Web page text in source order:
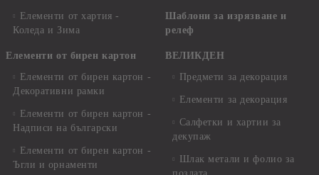
Елементи от хартия -
Коледа и Зима
Елементи от бирен картон
Елементи от бирен картон -
Декоративни рамки
Елементи от бирен картон -
Надписи на български
Елементи от бирен картон -
Ъгли и орнаменти
Шаблони за изрязване и
релеф
ВЕЛИКДЕН
Предмети за декорация
Елементи за декорация
Салфетки и хартии за
декупаж
Шлак метали и фолио за